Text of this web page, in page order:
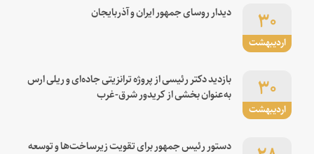
اردیبهشت
۳۰ دیدار روسای جمهور ایران و آذربایجان
اردیبهشت
۳۰
بازدید دکتر رئیسی از پروژه ترانزیتی جاده‌ای و ریلی ارس
به‌عنوان بخشی از کریدور شرق-غرب
دستور رئیس جمهور برای تقویت زیرساخت‌ها و توسعه